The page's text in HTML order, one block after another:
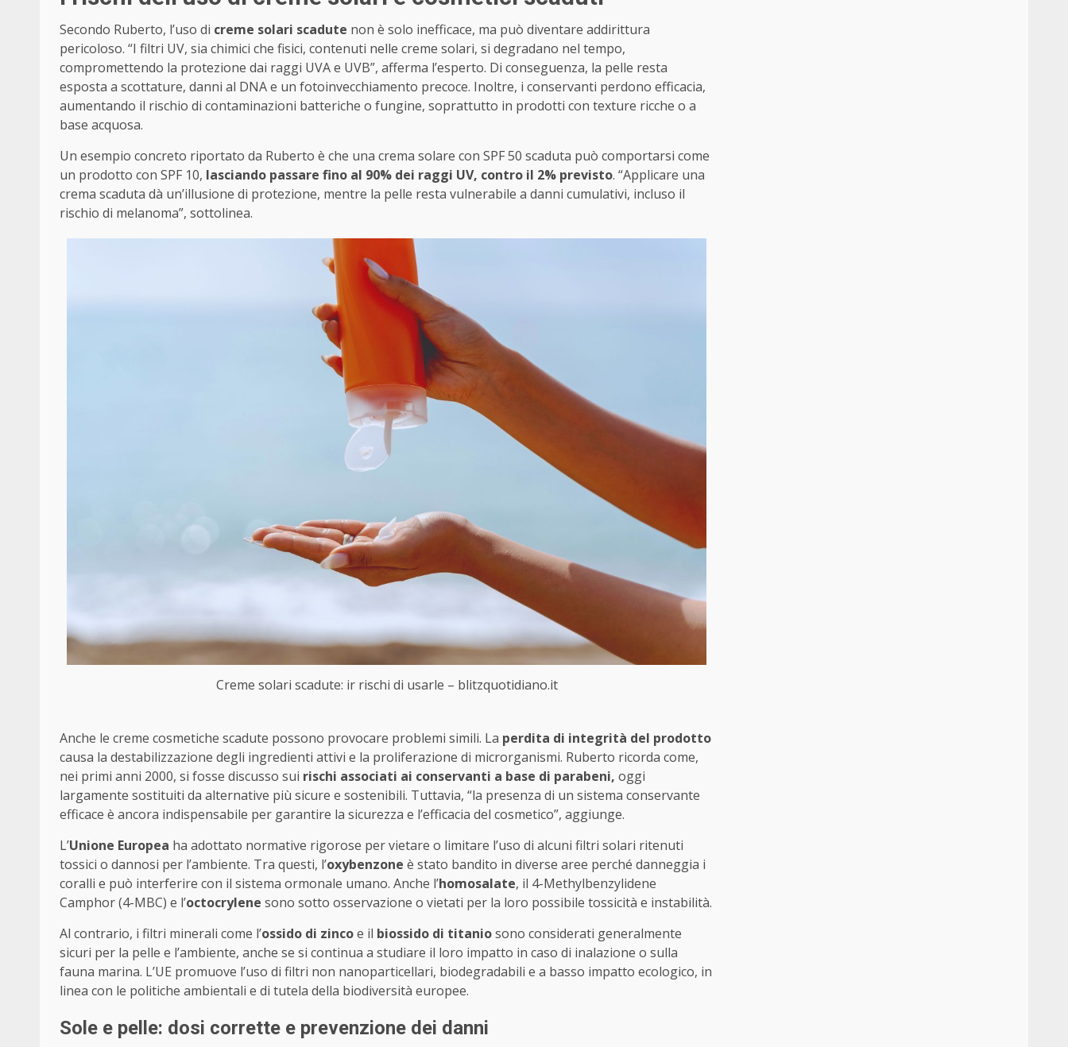
Secondo Ruberto, l’uso di creme solari scadute non è solo inefficace, ma può diventare addirittura
pericoloso. “I filtri UV, sia chimici che fisici, contenuti nelle creme solari, si degradano nel tempo,
compromettendo la protezione dai raggi UVA e UVB”, afferma l’esperto. Di conseguenza, la pelle resta
esposta a scottature, danni al DNA e un fotoinvecchiamento precoce. Inoltre, i conservanti perdono efficacia,
aumentando il rischio di contaminazioni batteriche o fungine, soprattutto in prodotti con texture ricche o a
base acquosa.
Un esempio concreto riportato da Ruberto è che una crema solare con SPF 50 scaduta può comportarsi come
un prodotto con SPF 10, lasciando passare fino al 90% dei raggi UV, contro il 2% previsto. “Applicare una
crema scaduta dà un’illusione di protezione, mentre la pelle resta vulnerabile a danni cumulativi, incluso il
rischio di melanoma”, sottolinea.
Creme solari scadute: ir rischi di usarle – blitzquotidiano.it
Anche le creme cosmetiche scadute possono provocare problemi simili. La perdita di integrità del prodotto
causa la destabilizzazione degli ingredienti attivi e la proliferazione di microrganismi. Ruberto ricorda come,
nei primi anni 2000, si fosse discusso sui rischi associati ai conservanti a base di parabeni, oggi
largamente sostituiti da alternative più sicure e sostenibili. Tuttavia, “la presenza di un sistema conservante
efficace è ancora indispensabile per garantire la sicurezza e l’efficacia del cosmetico”, aggiunge.
L’Unione Europea ha adottato normative rigorose per vietare o limitare l’uso di alcuni filtri solari ritenuti
tossici o dannosi per l’ambiente. Tra questi, l’oxybenzone è stato bandito in diverse aree perché danneggia i
coralli e può interferire con il sistema ormonale umano. Anche l’homosalate, il 4-Methylbenzylidene
Camphor (4-MBC) e l’octocrylene sono sotto osservazione o vietati per la loro possibile tossicità e instabilità.
Al contrario, i filtri minerali come l’ossido di zincoe il biossido di titaniosono considerati generalmente
sicuri per la pelle e l’ambiente, anche se si continua a studiare il loro impatto in caso di inalazione o sulla
fauna marina. L’UE promuove l’uso di filtri non nanoparticellari, biodegradabili e a basso impatto ecologico, in
linea con le politiche ambientali e di tutela della biodiversità europee.
Sole e pelle: dosi corrette e prevenzione dei danni